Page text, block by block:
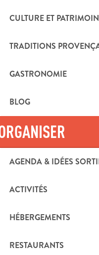
CULTURE ET
TRADITIONS
GASTRONOMIE
BLOG
AGENDA & IDÉES
ACTIVITÉS
HÉBERGEMENTS
RESTAURANTS
+1 PHOTO
AU
31